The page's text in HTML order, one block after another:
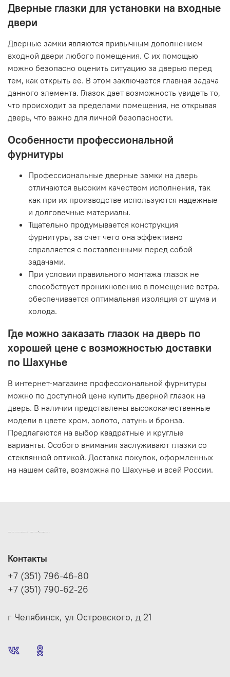
Дверные глазки для установки на входные
двери
Дверные замки являются привычным дополнением
входной двери любого помещения. С их помощью
можно безопасно оценить ситуацию за дверью перед
тем, как открыть ее. В этом заключается главная задача
данного элемента. Глазок дает возможность увидеть то,
что происходит за пределами помещения, не открывая
дверь, что важно для личной безопасности.
Особенности профессиональной
фурнитуры
Профессиональные дверные замки на дверь
отличаются высоким качеством исполнения, так
как при их производстве используются надежные
и долговечные материалы.
Тщательно продумывается конструкция
фурнитуры, за счет чего она эффективно
справляется с поставленными перед собой
задачами.
При условии правильного монтажа глазок не
способствует проникновению в помещение ветра,
обеспечивается оптимальная изоляция от шума и
холода.
Где можно заказать глазок на дверь по
хорошей цене с возможностью доставки
по Шахунье
В интернет-магазине профессиональной фурнитуры
можно по доступной цене купить дверной глазок на
дверь. В наличии представлены высококачественные
модели в цвете хром, золото, латунь и бронза.
Предлагаются на выбор квадратные и круглые
варианты. Особого внимания заслуживают глазки со
стеклянной оптикой. Доставка покупок, оформленных
на нашем сайте, возможна по Шахунье и всей России.
ИНТЕРНЕТ-МАГАЗИН ДВЕРНОЙ И МЕБЕЛЬНОЙ ФУРНИТУРЫ САМ
Контакты
+7 (351) 796-46-80
+7 (351) 790-62-26
г Челябинск, ул Островского, д 21